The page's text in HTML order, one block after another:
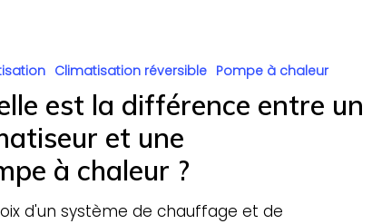
Climatisation réversible Pompe à chaleur
est la différence entre un
et une
à chaleur ?
d'un système de chauffage et de